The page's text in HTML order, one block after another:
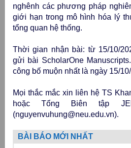
nghênh các phương pháp
giới hạn trong mô hình hóa lý
tổng quan hệ thống.
Thời gian nhận bài: từ 15/10/
gửi bài ScholarOne Manuscripts
công bố muộn nhất là ngày 15/
Mọi thắc mắc xin liên hệ TS
hoặc Tổng Biên tập
(nguyenvuhung@neu.edu.vn).
BÀI BÁO MỚI NHẤT